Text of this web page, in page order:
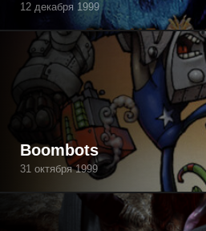
12 декабря 1999
Boombots
31 октября 1999